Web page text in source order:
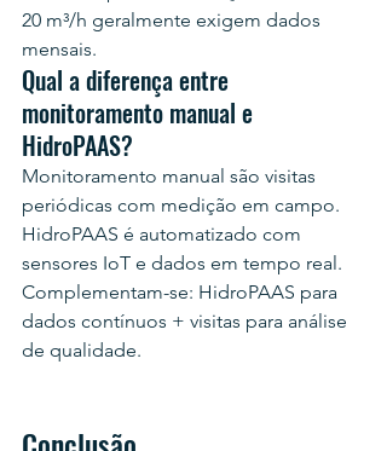
20 m³/h geralmente exigem dados
mensais.
Qual a diferença entre
monitoramento manual e
HidroPAAS?
Monitoramento manual são visitas
periódicas com medição em campo.
HidroPAAS é automatizado com
sensores IoT e dados em tempo real.
Complementam-se: HidroPAAS para
dados contínuos + visitas para análise
de qualidade.